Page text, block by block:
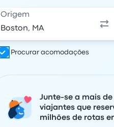
Origem
Procurar acomodações
Junte-se a mais
viajantes que
milhões de rotas